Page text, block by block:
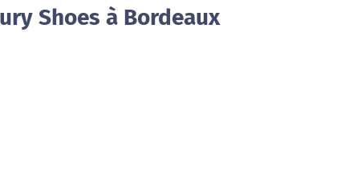
Shoes à Bordeaux